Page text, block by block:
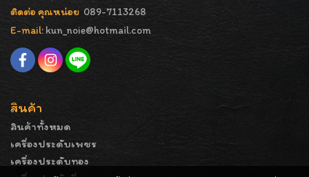
ติดต่อ คุณหน่อย 089-7113268
E-mail: kun_noie@hotmail.com
สินค้า
สินค้าทั้งหมด
เครื่องประดับเพชร
เครื่องประดับทอง